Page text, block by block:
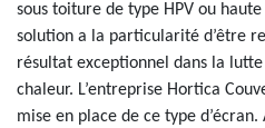
sous toiture de type HPV ou
solution a la particularité d’être
résultat exceptionnel dans la
chaleur. L’entreprise Hortica
mise en place de ce type